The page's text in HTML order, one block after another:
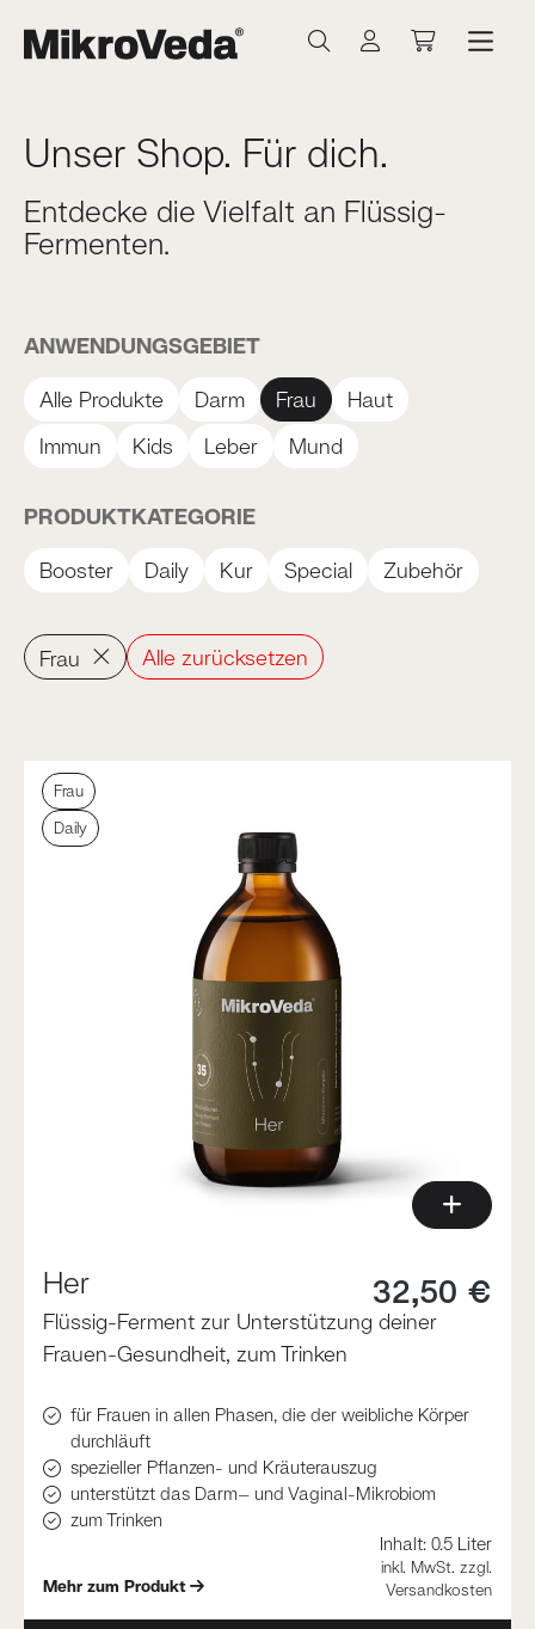
Zum Hauptinhalt springen
Unser Shop. Für dich.
Entdecke die Vielfalt an Flüssig-
Fermenten.
ANWENDUNGSGEBIET
Alle Produkte
Darm Frau
Haut
Immun
Kids Leber Mund
PRODUKTKATEGORIE
Booster
Daily Kur Special Zubehör
Frau × Alle zurücksetzen
Frau
Daily
Her 32,50 €
Flüssig-Ferment zur Unterstützung deiner
Frauen-Gesundheit, zum Trinken
für Frauen in allen Phasen, die der weibliche Körper
durchläuft
spezieller Pflanzen- und Kräuterauszug
unterstützt das Darm– und Vaginal-Mikrobiom
zum Trinken
Mehr zum Produkt
Inhalt: 0.5 Liter
inkl. MwSt. zzgl.
Versandkosten